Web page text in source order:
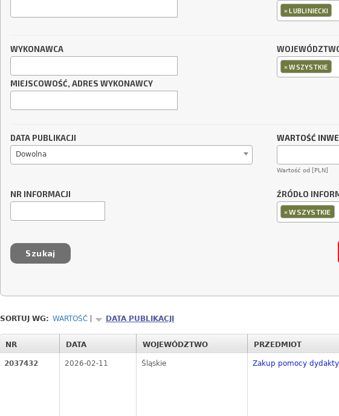
×LUBLINIECKI
WYKONAWCA
MIEJSCOWOŚĆ, ADRES WYKONAWCY
×WSZYSTKIE
DATA PUBLIKACJI
Dowolna
WARTOŚĆ
Wartość od [PLN]
NR INFORMACJI ŹRÓDŁO
×WSZYSTKIE
SORTUJ WG: WARTOŚĆ DATA PUBLIKACJI
NR DATA WOJEWÓDZTWO PRZEDMIOT
2037432 2026-02-11 Śląskie Zakup pomocy